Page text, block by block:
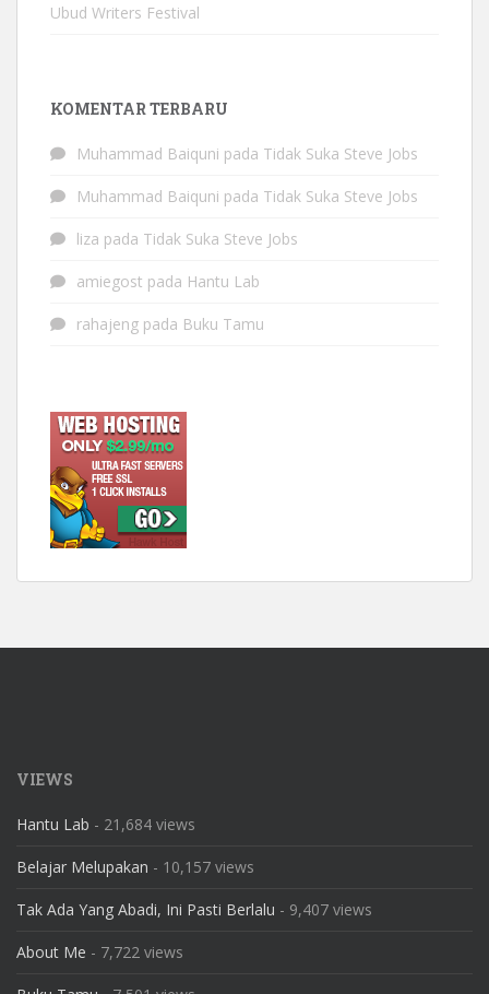
Ubud Writers Festival
KOMENTAR TERBARU
Muhammad Baiquni pada Tidak Suka Steve Jobs
Muhammad Baiquni pada Tidak Suka Steve Jobs
liza pada Tidak Suka Steve Jobs
amiegost pada Hantu Lab
rahajeng pada Buku Tamu
VIEWS
Hantu Lab - 21,684 views
Belajar Melupakan - 10,157 views
Tak Ada Yang Abadi, Ini Pasti Berlalu - 9,407 views
About Me - 7,722 views